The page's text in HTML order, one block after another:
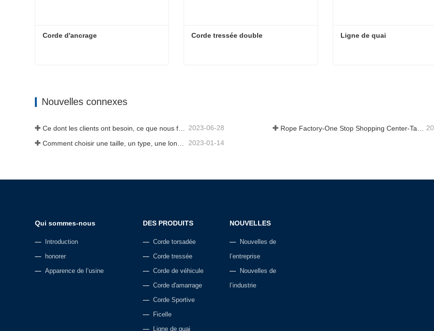
Corde d'ancrage Corde tressée double Ligne de quai
Nouvelles connexes
2023-06-28
Comment choisir une taille, un type, une longueur de corde d'ancrage et plus encore ? 2023-01-14
Qui sommes-nous
Introduction
honorer
Apparence de l’usine
DES PRODUITS
Corde torsadée
Corde tressée
Corde de véhicule
Corde d'amarrage
Corde Sportive
Ficelle
Ligne de quai
NOUVELLES
Nouvelles de
l’entreprise
Nouvelles de
l’industrie